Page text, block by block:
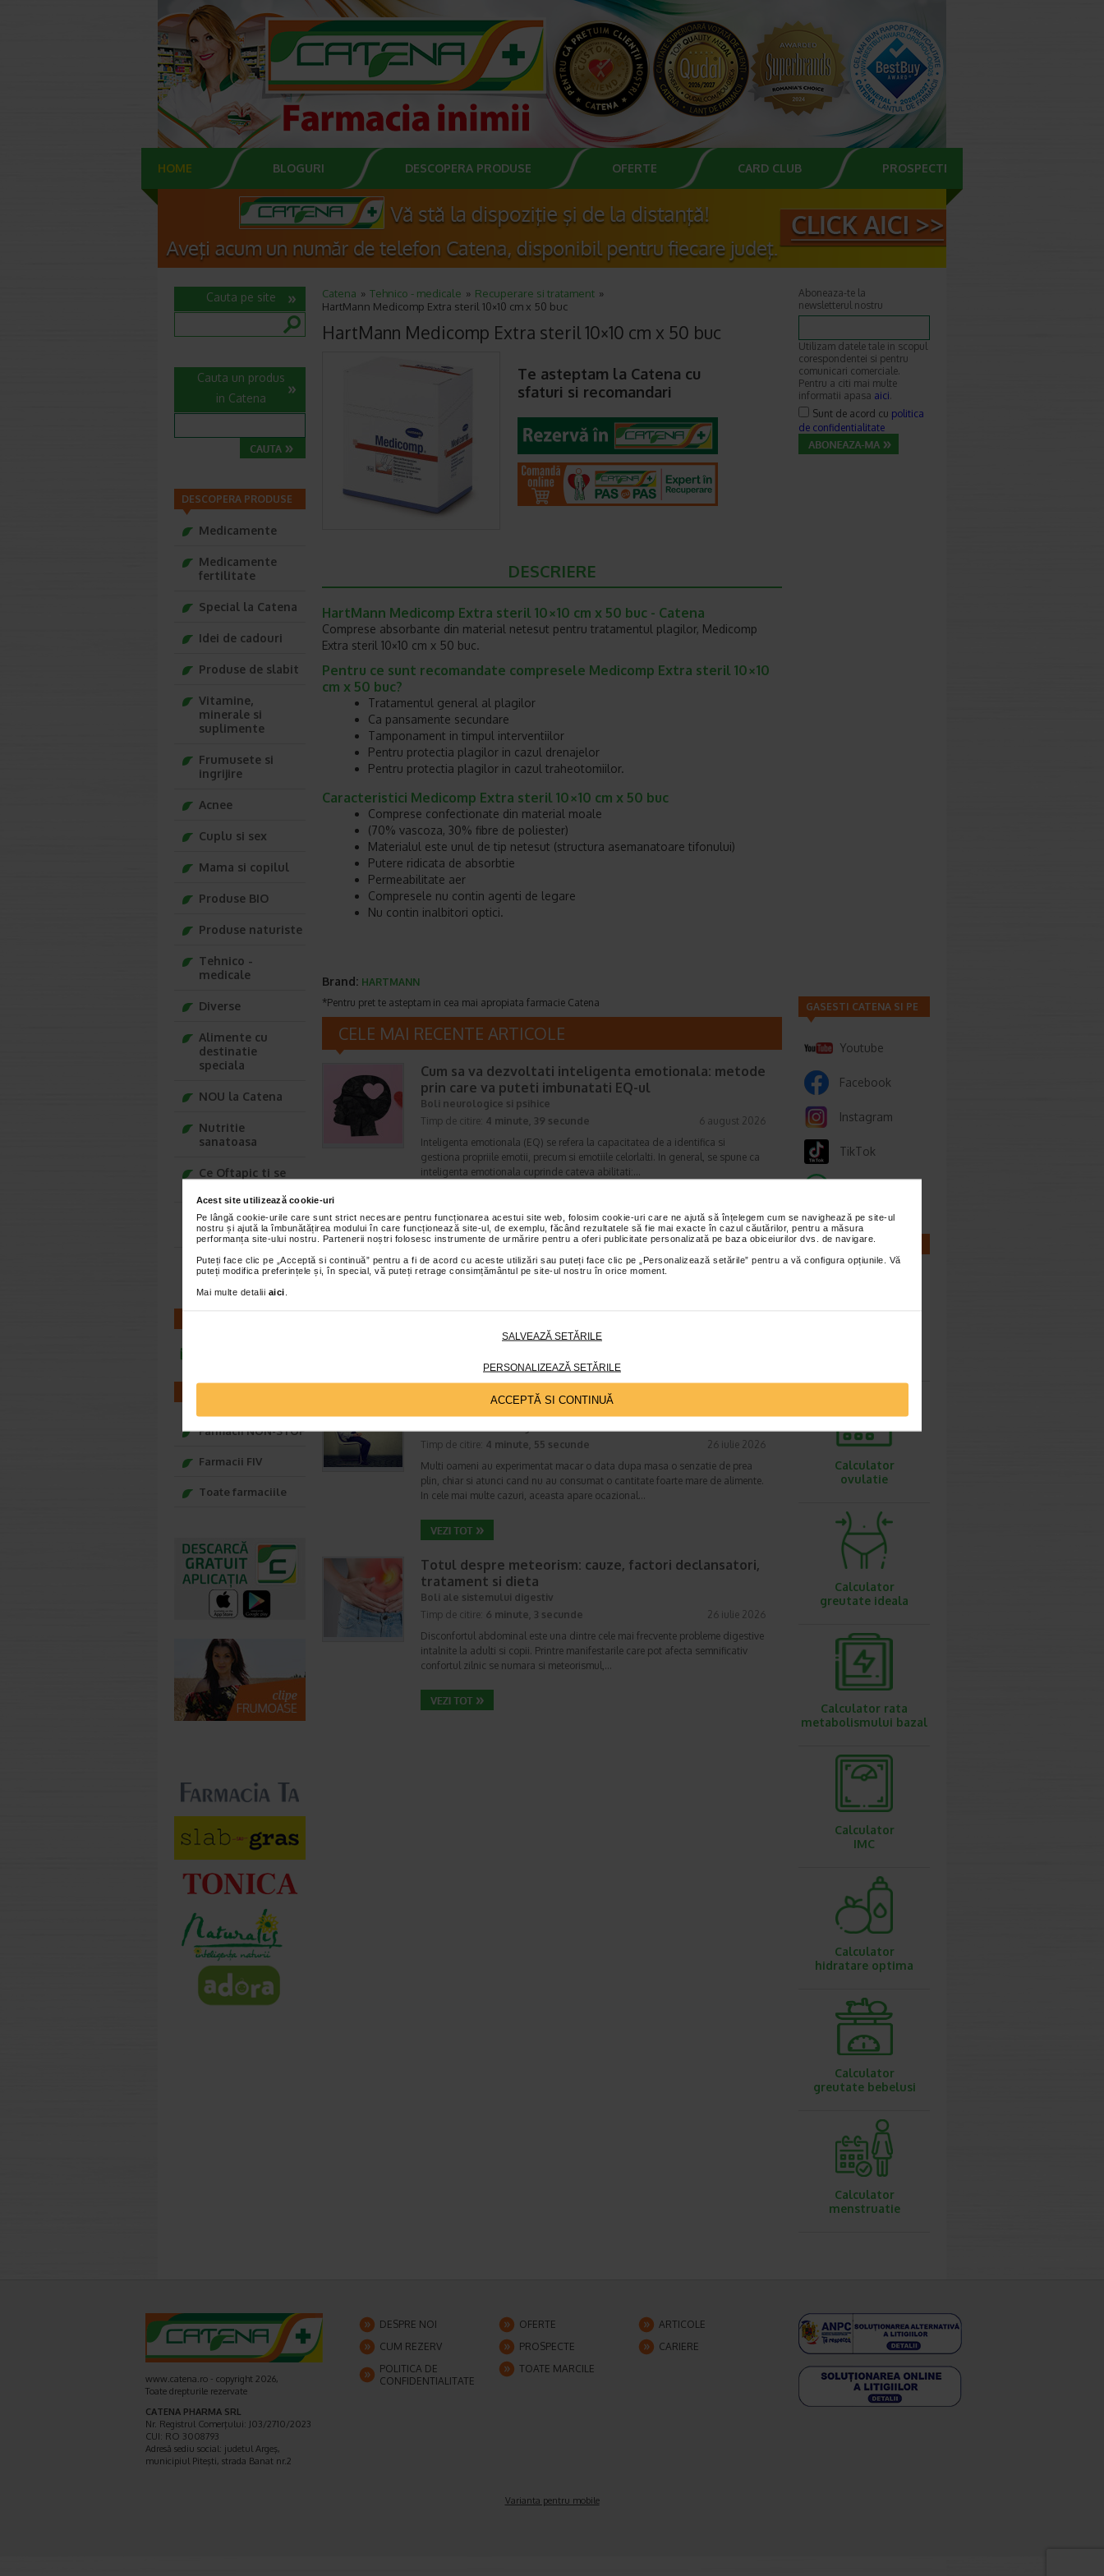
Acest site utilizează cookie-uri
Pe lângă cookie-urile care sunt strict necesare pentru funcționarea acestui site web, folosim cookie-uri care ne ajută să înțelegem cum se navighează pe site-ul
nostru și ajută la îmbunătățirea modului în care funcționează site-ul, de exemplu, făcând rezultatele să fie mai exacte în cazul căutărilor, pentru a măsura
performanța site-ului nostru. Partenerii noștri folosesc instrumente de urmărire pentru a oferi publicitate personalizată pe baza obiceiurilor dvs. de navigare.
Puteți face clic pe „Acceptă si continuă” pentru a fi de acord cu aceste utilizări sau puteți face clic pe „Personalizează setările” pentru a vă configura opțiunile. Vă
puteți modifica preferințele și, în special, vă puteți retrage consimțământul pe site-ul nostru în orice moment.
Mai multe detalii aici
SALVEAZĂ SETĂRILE
PERSONALIZEAZĂ SETĂRILE
ACCEPTĂ SI CONTINUĂ
HOME BLOGURI DESCOPERA PRODUSE OFERTE CARD CLUB PROSPECTE
Catena Tehnico - medicale
Recuperare si tratament
HartMann Medicomp Extra steril 10×10 cm x 50 buc
HartMann Medicomp Extra steril 10×10 cm x 50 buc
Te asteptam la Catena cu
sfaturi si recomandari
DESCRIERE
HartMann Medicomp Extra steril 10×10 cm x 50 buc - Catena
Comprese absorbante din material netesut pentru tratamentul plagilor, Medicomp
Extra steril 10×10 cm x 50 buc.
Pentru ce sunt recomandate compresele Medicomp Extra steril 10×10
cm x 50 buc?
Tratamentul general al plagilor
Ca pansamente secundare
Tamponament in timpul interventiilor
Pentru protectia plagilor in cazul drenajelor
Pentru protectia plagilor in cazul traheotomiilor.
Caracteristici Medicomp Extra steril 10×10 cm x 50 buc
Comprese confectionate din material moale
(70% vascoza, 30% fibre de poliester)
Materialul este unul de tip netesut (structura asemanatoare tifonului)
Putere ridicata de absorbtie
Permeabilitate aer
Compresele nu contin agenti de legare
Nu contin inalbitori optici.
Brand: HARTMANN
*Pentru pret te asteptam in cea mai apropiata farmacie Catena
CELE MAI RECENTE ARTICOLE
Cum sa va dezvoltati inteligenta emotionala: metode
prin care va puteti imbunatati EQ-ul
Boli neurologice si psihice
Timp de citire: 4 minute, 39 secunde
6 august 2026
Inteligenta emotionala (EQ) se refera la capacitatea de a identifica si
gestiona propriile emotii, precum si emotiile celorlalti. In general, se spune ca
inteligenta emotionala cuprinde cateva abilitati:…
Enurezis: cauze, factori declansatori si solutii
Sistem urinar
Timp de citire:4 minute, 32 secunde
Senzatia de prea plin: cand indica o afectiune si cum o
Timp de citire: 4 minute, 55 secunde
26 iulie 2026
Multi oameni au experimentat macar o data dupa masa o senzatie de prea
plin, chiar si atunci cand nu au consumat o cantitate foarte mare de alimente.
In cele mai multe cazuri, aceasta apare ocazional…
Totul despre meteorism: cauze, factori declansatori,
tratament si dieta
Boli ale sistemului digestiv
Timp de citire: 6 minute, 3 secunde
26 iulie 2026
Disconfortul abdominal este una dintre cele mai frecvente probleme digestive
intalnite la adulti si copii. Printre manifestarile care pot afecta semnificativ
confortul zilnic se numara si meteorismul,…
Cauta pe site
Cauta un produs
in Catena
DESCOPERA PRODUSE
Medicamente
Medicamente
fertilitate
Special la Catena
Idei de cadouri
Produse de slabit
Vitamine,
minerale si
suplimente
Frumusete si
ingrijire
Acnee
Cuplu si sex
Mama si copilul
Produse BIO
Produse naturiste
Tehnico -
medicale
Diverse
Alimente cu
destinatie
speciala
NOU la Catena
Nutritie
sanatoasa
Ce Oftapic ti se
Adora – Adorabili
din prima clipa
Seturi cadou
Baylis&Harding
Farmacii NON-STOP
Farmacii FIV
Toate farmaciile
Aboneaza-te la
newsletterul nostru
Utilizam datele tale in scopul
corespondentei si pentru
comunicari comerciale.
Pentru a citi mai multe
informatii apasa aici.
Sunt de acord cu politica
de confidentialitate
GASESTI CATENA SI PE
Youtube
Facebook
Instagram
TikTok
CALCULATOARE
Calculator
ovulatie
Calculator
greutate ideala
Calculator rata
metabolismului bazal
Calculator
IMC
Calculator
hidratare optima
Calculator
greutate bebelusi
Calculator
menstruatie
www.catena.ro - copyright 2026,
Toate drepturile rezervate
CATENA PHARMA SRL
Nr. Registrul Comerţului: J03/2710/2023
CUI: RO 3008793
Adresă sediu social: judetul Argeş,
municipiul Piteşti, strada Banat nr.2
DESPRE NOI OFERTE
ARTICOLE
CUM REZERV
PROSPECTE
CARIERE
POLITICA DE
CONFIDENTIALITATE
TOATE MARCILE
Varianta pentru mobile